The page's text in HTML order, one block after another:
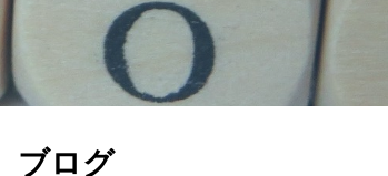
ブログ